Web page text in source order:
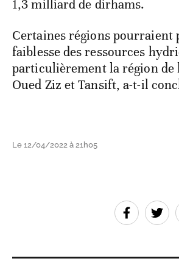
1,3 milliard de dirhams.
Certaines régions pourraient
faiblesse des ressources
particulièrement la région de
Oued Ziz et Tansift, a-t-il
Le 12/04/2022 à 21h05